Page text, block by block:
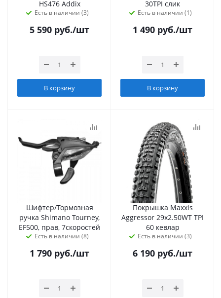
HS476 Addix
Есть в наличии (3)
5 590 руб./шт
В корзину
30TPI слик
Есть в наличии (1)
1 490 руб./шт
В корзину
Шифтер/Тормозная
ручка Shimano Tourney,
EF500, прав, 7скоростей
Есть в наличии (8)
1 790 руб./шт
Покрышка Maxxis
Aggressor 29x2.50WT TPI
60 кевлар
Есть в наличии (3)
6 190 руб./шт